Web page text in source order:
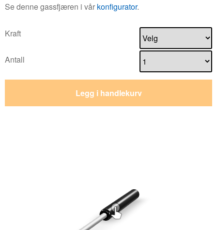
Se denne gassfjæren i vår konfigurator.
Kraft
Antall
Legg i handlekurv